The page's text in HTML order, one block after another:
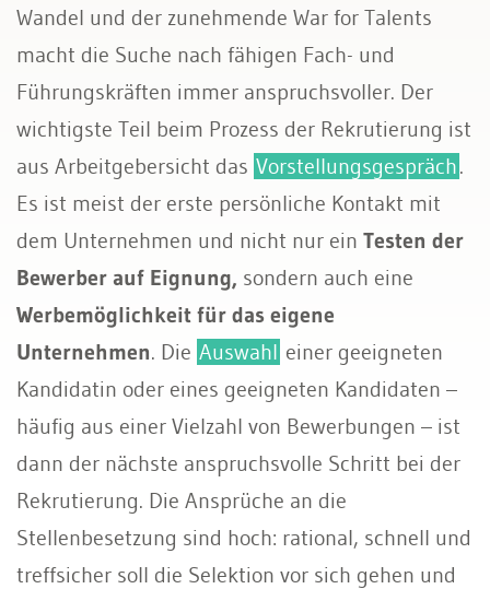
Personalführung und Personalentwicklung
Kündigung & Arbeitszeugnis
Sozialversicherungen
Wandel und der zunehmende War for Talents
macht die Suche nach fähigen Fach- und
Führungskräften immer anspruchsvoller. Der
wichtigste Teil beim Prozess der Rekrutierung ist
aus Arbeitgebersicht das Vorstellungsgespräch.
Es ist meist der erste persönliche Kontakt mit
dem Unternehmen und nicht nur ein Testen der
Bewerber auf Eignung, sondern auch eine
Werbemöglichkeit für das eigene
Unternehmen. Die Auswahl einer geeigneten
Kandidatin oder eines geeigneten Kandidaten –
häufig aus einer Vielzahl von Bewerbungen – ist
dann der nächste anspruchsvolle Schritt bei der
Rekrutierung. Die Ansprüche an die
Stellenbesetzung sind hoch: rational, schnell und
treffsicher soll die Selektion vor sich gehen und